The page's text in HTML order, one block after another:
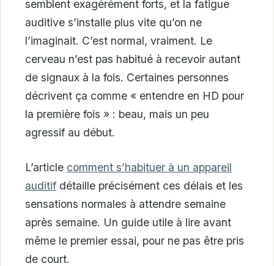
semblent exagérément forts, et la fatigue
auditive s’installe plus vite qu’on ne
l’imaginait. C’est normal, vraiment. Le
cerveau n’est pas habitué à recevoir autant
de signaux à la fois. Certaines personnes
décrivent ça comme « entendre en HD pour
la première fois » : beau, mais un peu
agressif au début.
L’article comment s’habituer à un appareil
auditif détaille précisément ces délais et les
sensations normales à attendre semaine
après semaine. Un guide utile à lire avant
même le premier essai, pour ne pas être pris
de court.